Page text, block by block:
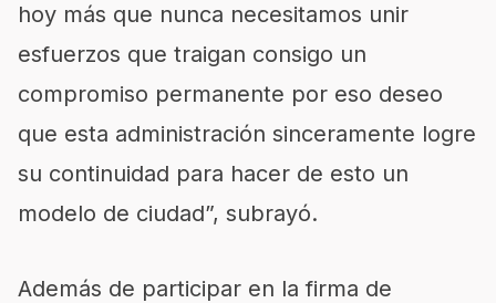
hoy más que nunca necesitamos unir
esfuerzos que traigan consigo un
compromiso permanente por eso deseo
que esta administración sinceramente logre
su continuidad para hacer de esto un
modelo de ciudad”, subrayó.
Además de participar en la firma de